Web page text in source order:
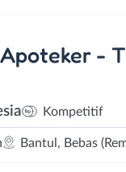
-
Kompetitif
Bantul, Bebas